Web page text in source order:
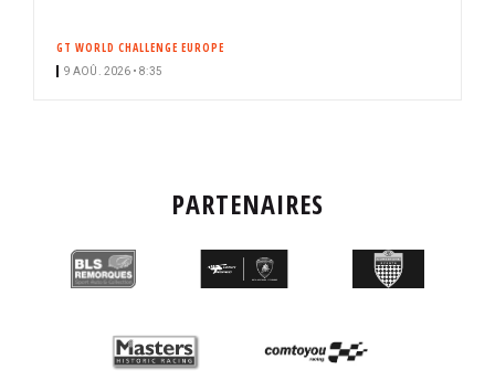
GT WORLD CHALLENGE EUROPE
9 AOÛ. 2026 • 8:35
PARTENAIRES